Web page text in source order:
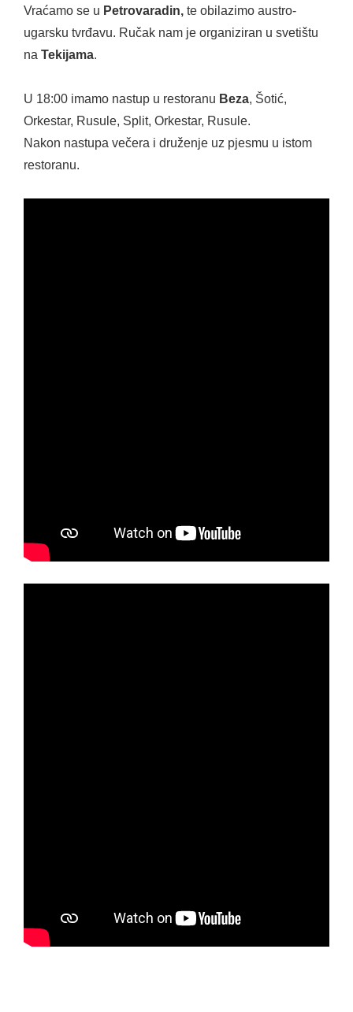
Vraćamo se u Petrovaradin, te obilazimo austro-
ugarsku tvrđavu. Ručak nam je organiziran u svetištu
na Tekijama.
U 18:00 imamo nastup u restoranu Beza, Šotić,
Orkestar, Rusule, Split, Orkestar, Rusule.
Nakon nastupa večera i druženje uz pjesmu u istom
restoranu.